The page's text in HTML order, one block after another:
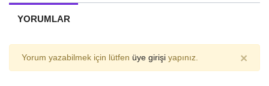
YORUMLAR
Yorum yazabilmek için lütfen üye girişi yapınız. ×